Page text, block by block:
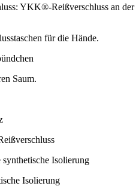
YKK®-Reißverschluss an der
für die Hände.
Saum.
Isolierung
Isolierung